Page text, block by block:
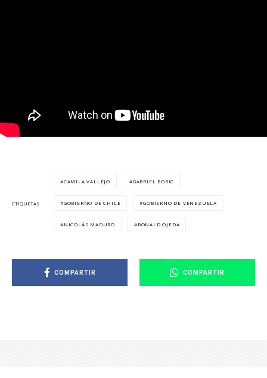
ETIQUETAS
CAMILA VALLEJO GABRIEL BORIC
GOBIERNO DE CHILE GOBIERNO DE VENEZUELA
NICOLÁS MADURO RONALD OJEDA
COMPARTIR COMPARTIR